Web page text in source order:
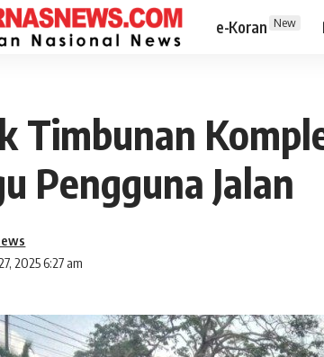
e-Koran New
Timbunan
Pengguna Jalan
2025 6:27 am